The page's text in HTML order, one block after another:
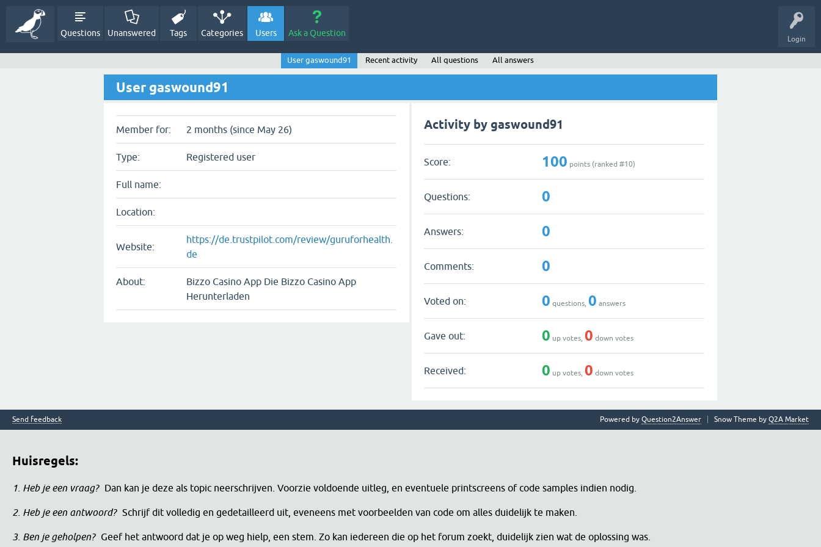
Login
Questions Unanswered Tags Categories Users Ask a Question
User gaswound91 Recent activity All questions All answers
User gaswound91
Member for: 2 months (since May 26)
Type: Registered user
Full name:
Location:
Website:
https://de.trustpilot.com/review/guruforhealth.
de
About:
Bizzo Casino App Die Bizzo Casino App
Herunterladen
Activity by gaswound91
Score: 100 points (ranked #10)
Questions: 0
Answers: 0
Comments: 0
Voted on: 0 questions,0 answers
Gave out: 0 up votes,0 down votes
Received: 0 up votes,0 down votes
Send feedback Snow Theme by Q2A Market
Powered by Question2Answer
Huisregels:
1. Heb je een vraag? Dan kan je deze als topic neerschrijven. Voorzie voldoende uitleg, en eventuele printscreens of code samples indien nodig.
2. Heb je een antwoord? Schrijf dit volledig en gedetailleerd uit, eveneens met voorbeelden van code om alles duidelijk te maken.
3. Ben je geholpen? Geef het antwoord dat je op weg hielp, een stem. Zo kan iedereen die op het forum zoekt, duidelijk zien wat de oplossing was.